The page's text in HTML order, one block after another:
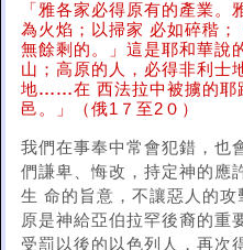
「雅各家必得原有的產業
為火焰；以掃家 必如碎稭
無餘剩的。」這是耶和華說
山；高原的人，必得非利士
地……在 西法拉中被擄的
邑。」（俄1７至2０）
我們在事奉中常會犯錯，也
們謙卑、悔改，持定神的應
生 命的旨意，不讓惡人的攻
原是神給亞伯拉罕後裔的重
受罰以後的以色列人，再次